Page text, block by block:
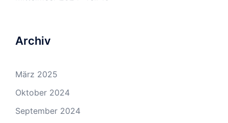
Archiv
März 2025
Oktober 2024
September 2024